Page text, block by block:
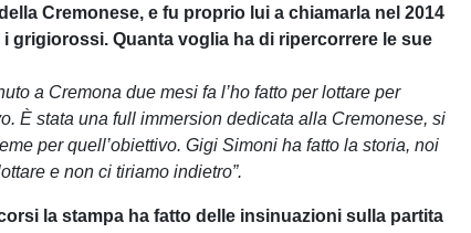
Cremonese, e fu proprio lui a chiamarla nel 2014
i grigiorossi. Quanta voglia ha di ripercorrere le sue
a Cremona due mesi fa l’ho fatto per lottare per
È stata una full immersion dedicata alla Cremonese, si
per quell’obiettivo. Gigi Simoni ha fatto la storia, noi
e non ci tiriamo indietro”.
la stampa ha fatto delle insinuazioni sulla partita